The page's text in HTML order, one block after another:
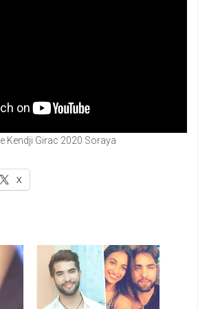
Kendji Girac 2020 Soraya
X